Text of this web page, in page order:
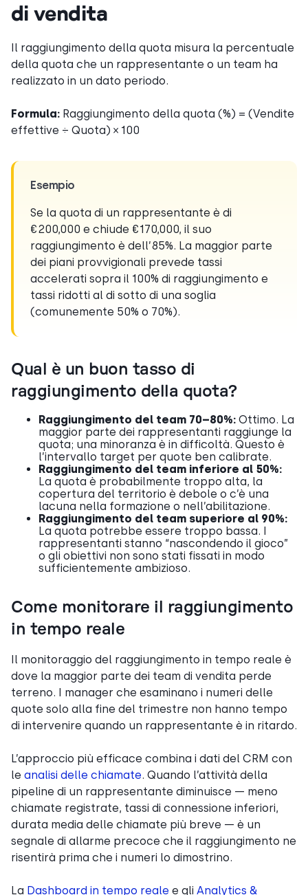
di vendita
Il raggiungimento della quota misura la percentuale
della quota che un rappresentante o un team ha
realizzato in un dato periodo.
Formula: Raggiungimento della quota (%) = (Vendite
effettive ÷ Quota) × 100
Esempio
Se la quota di un rappresentante è di
€200,000 e chiude €170,000, il suo
raggiungimento è dell’85%. La maggior parte
dei piani provvigionali prevede tassi
accelerati sopra il 100% di raggiungimento e
tassi ridotti al di sotto di una soglia
(comunemente 50% o 70%).
Qual è un buon tasso di
raggiungimento della quota?
Raggiungimento del team 70–80%: Ottimo. La
maggior parte dei rappresentanti raggiunge la
quota; una minoranza è in difficoltà. Questo è
l’intervallo target per quote ben calibrate.
Raggiungimento del team inferiore al 50%:
La quota è probabilmente troppo alta, la
copertura del territorio è debole o c’è una
lacuna nella formazione o nell’abilitazione.
Raggiungimento del team superiore al 90%:
La quota potrebbe essere troppo bassa. I
rappresentanti stanno “nascondendo il gioco”
o gli obiettivi non sono stati fissati in modo
sufficientemente ambizioso.
Come monitorare il raggiungimento
in tempo reale
Il monitoraggio del raggiungimento in tempo reale è
dove la maggior parte dei team di vendita perde
terreno. I manager che esaminano i numeri delle
quote solo alla fine del trimestre non hanno tempo
di intervenire quando un rappresentante è in ritardo.
L’approccio più efficace combina i dati del CRM con
le analisi delle chiamate. Quando l’attività della
pipeline di un rappresentante diminuisce — meno
chiamate registrate, tassi di connessione inferiori,
durata media delle chiamate più breve — è un
segnale di allarme precoce che il raggiungimento ne
risentirà prima che i numeri lo dimostrino.
La Dashboard in tempo reale e gli Analytics &